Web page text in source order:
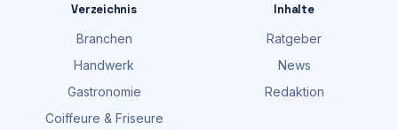
Verzeichnis
Branchen
Handwerk
Gastronomie
Coiffeure & Friseure
Inhalte
Ratgeber
News
Redaktion